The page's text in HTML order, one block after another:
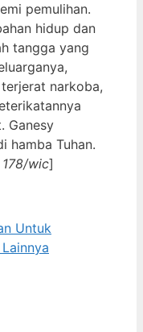
pemulihan.
hidup dan
tangga yang
narkoba,
Ganesy
hamba Tuhan.
wic]
Untuk